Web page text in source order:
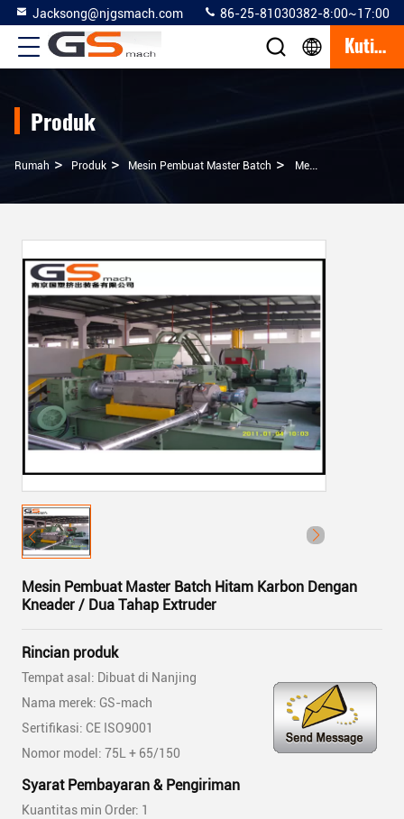
Jacksong@njgsmach.com 86-25-81030382-8:00~17:00
Kutipan
Produk
Rumah > Produk > Mesin Pembuat Master Batch > Mesin Pembuat Master Batch Hitam Karbon Dengan Kneader / Dua Tahap Extruder
Mesin Pembuat Master Batch Hitam Karbon Dengan
Kneader / Dua Tahap Extruder
Rincian produk
Tempat asal: Dibuat di Nanjing
Nama merek: GS-mach
Sertifikasi: CE ISO9001
Nomor model: 75L + 65/150
Syarat Pembayaran & Pengiriman
Kuantitas min Order: 1